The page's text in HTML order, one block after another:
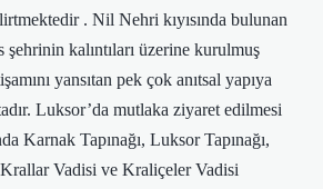
. Nil Nehri kıyısında bulunan
kalıntıları üzerine kurulmuş
yansıtan pek çok anıtsal yapıya
Luksor’da mutlaka ziyaret edilmesi
Karnak Tapınağı, Luksor Tapınağı,
Krallar Vadisi ve Kraliçeler Vadisi